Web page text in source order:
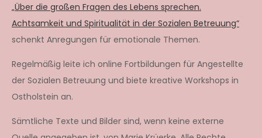
„Über die großen Fragen des Lebens sprechen.
Achtsamkeit und Spiritualität in der Sozialen Betreuung“
schenkt Anregungen für emotionale Themen.
Regelmäßig leite ich online Fortbildungen für Angestellte
der Sozialen Betreuung und biete kreative Workshops in
Ostholstein an.
Sämtliche Texte und Bilder sind, wenn keine externe